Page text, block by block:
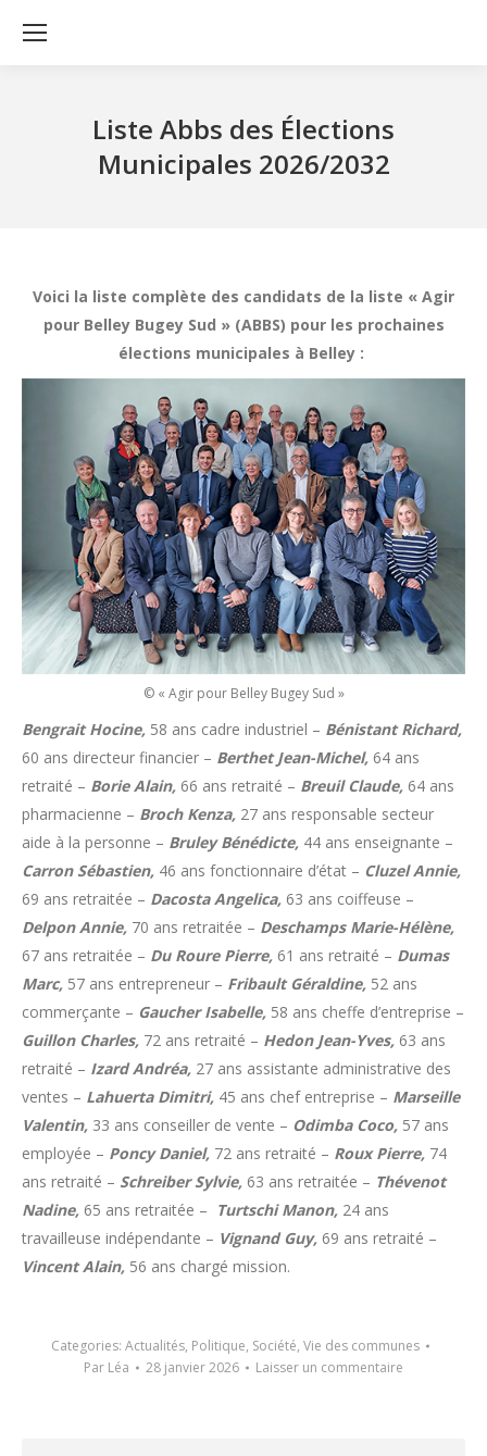
Liste Abbs des Élections
Municipales 2026/2032
Voici la liste complète des candidats de la liste « Agir
pour Belley Bugey Sud » (ABBS) pour les prochaines
élections municipales à Belley :
© « Agir pour Belley Bugey Sud »
Bengrait Hocine, 58 ans cadre industriel – Bénistant Richard,
60 ans directeur financier – Berthet Jean-Michel, 64 ans
retraité – Borie Alain, 66 ans retraité – Breuil Claude, 64 ans
pharmacienne – Broch Kenza, 27 ans responsable secteur
aide à la personne – Bruley Bénédicte, 44 ans enseignante –
Carron Sébastien, 46 ans fonctionnaire d’état – Cluzel Annie,
69 ans retraitée – Dacosta Angelica, 63 ans coiffeuse –
Delpon Annie, 70 ans retraitée – Deschamps Marie-Hélène,
67 ans retraitée – Du Roure Pierre, 61 ans retraité – Dumas
Marc, 57 ans entrepreneur – Fribault Géraldine, 52 ans
commerçante – Gaucher Isabelle, 58 ans cheffe d’entreprise –
Guillon Charles, 72 ans retraité – Hedon Jean-Yves, 63 ans
retraité – Izard Andréa, 27 ans assistante administrative des
ventes – Lahuerta Dimitri, 45 ans chef entreprise – Marseille
Valentin, 33 ans conseiller de vente – Odimba Coco, 57 ans
employée – Poncy Daniel, 72 ans retraité – Roux Pierre, 74
ans retraité – Schreiber Sylvie, 63 ans retraitée – Thévenot
Nadine, 65 ans retraitée – Turtschi Manon, 24 ans
travailleuse indépendante – Vignand Guy, 69 ans retraité –
Vincent Alain, 56 ans chargé mission.
Categories: Actualités, Politique, Société, Vie des communes
Par Léa 28 janvier 2026 Laisser un commentaire